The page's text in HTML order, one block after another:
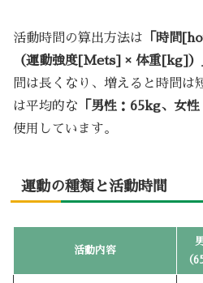
活動時間の算出方法は 「時間
（運動強度[Mets] × 体重[kg]）
間は長くなり、増えると時間は
は平均的な 「男性：65kg、女性
使用しています。
運動の種類と活動時間
活動内容
（